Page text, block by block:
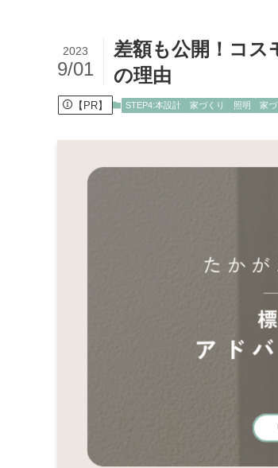
差額も公開！コ
の理由
2023
9/01
【PR】 STEP4:本設計 家づくり 照明 家